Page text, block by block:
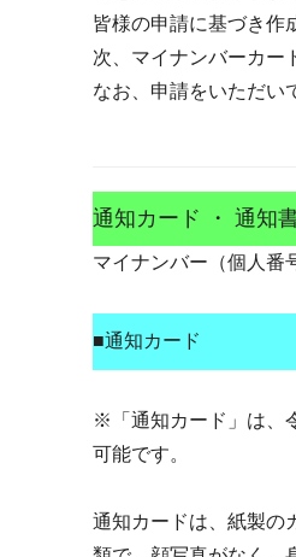
皆様の申請に基づき作
次、マイナンバーカー
なお、申請をいただい
通知カード ・ 通知
マイナンバー（個人番
■通知カード
※「通知カード」は、
可能です。
通知カードは、紙製の